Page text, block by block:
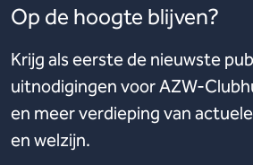
Op de hoogte blijven?
Krijg als eerste de nieuwste
uitnodigingen voor AZW-
en meer verdieping van
en welzijn.